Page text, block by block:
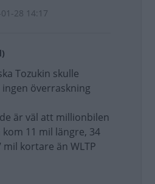
28 14:17
Tozukin skulle
överraskning
är väl att millionbilen
kom 11 mil längre, 34
kortare än WLTP